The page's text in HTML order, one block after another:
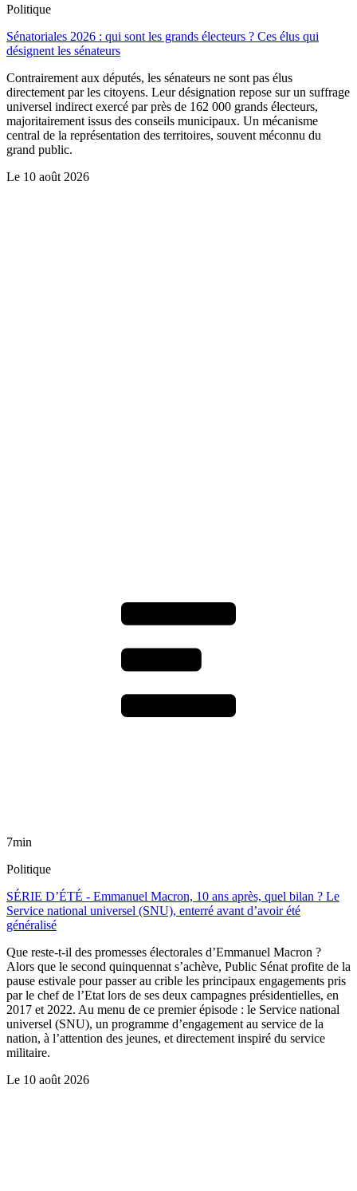
Politique
Sénatoriales 2026 : qui sont les grands électeurs ? Ces élus qui
désignent les sénateurs
Contrairement aux députés, les sénateurs ne sont pas élus
directement par les citoyens. Leur désignation repose sur un suffrage
universel indirect exercé par près de 162 000 grands électeurs,
majoritairement issus des conseils municipaux. Un mécanisme
central de la représentation des territoires, souvent méconnu du
grand public.
Le 10 août 2026
7min
Politique
SÉRIE D’ÉTÉ - Emmanuel Macron, 10 ans après, quel bilan ? Le
Service national universel (SNU), enterré avant d’avoir été
généralisé
Que reste-t-il des promesses électorales d’Emmanuel Macron ?
Alors que le second quinquennat s’achève, Public Sénat profite de la
pause estivale pour passer au crible les principaux engagements pris
par le chef de l’Etat lors de ses deux campagnes présidentielles, en
2017 et 2022. Au menu de ce premier épisode : le Service national
universel (SNU), un programme d’engagement au service de la
nation, à l’attention des jeunes, et directement inspiré du service
militaire.
Le 10 août 2026